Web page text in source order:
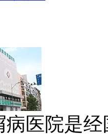
病医院是